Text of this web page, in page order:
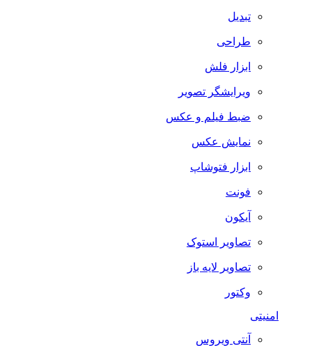
تبدیل
طراحی
ابزار فلش
ویرایشگر تصویر
ضبط فيلم و عكس
نمایش عکس
ابزار فتوشاپ
فونت
آیکون
تصاویر استوک
تصاویر لایه باز
وکتور
امنیتی
آنتی ویروس